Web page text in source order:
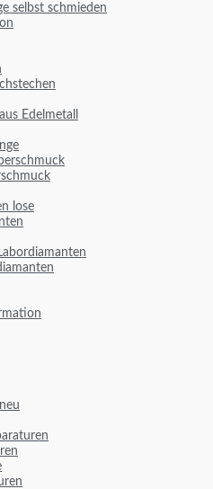
selbst schmieden
Edelmetall
lose